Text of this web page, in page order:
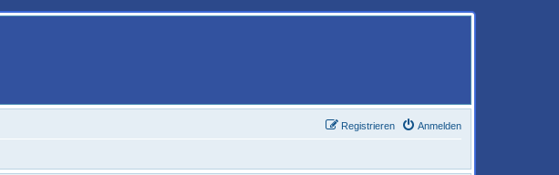
Anmelden
Registrieren